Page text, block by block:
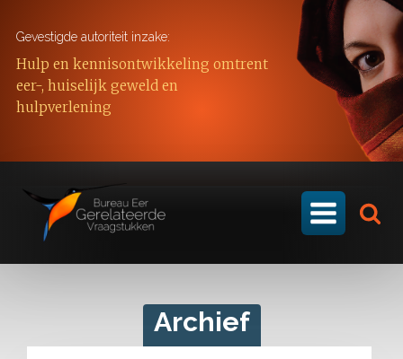
Gevestigde autoriteit inzake:
Hulp en kennisontwikkeling omtrent
eer-, huiselijk geweld en
hulpverlening
Archief